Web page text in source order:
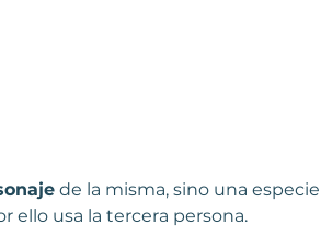
de la misma, sino una especie
ello usa la tercera persona.